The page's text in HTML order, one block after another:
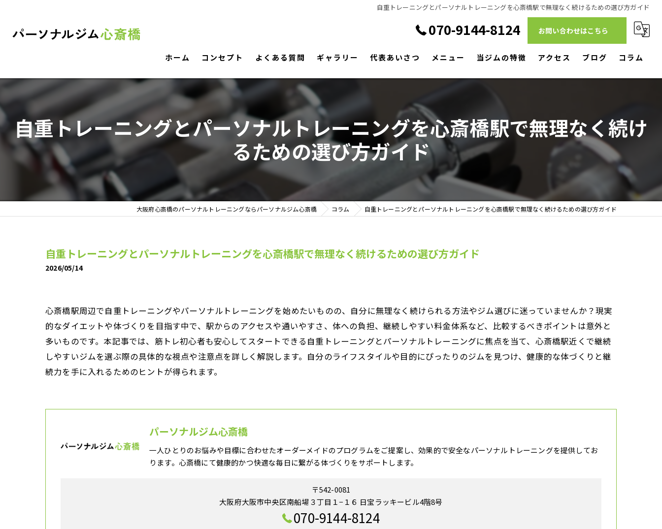
自重トレーニングとパーソナルトレーニングを心斎橋駅で無理なく続けるための選び方ガイド
070-9144-8124 お問い合わせはこちら
ホーム コンセプト よくある質問 ギャラリー 代表あいさつ メニュー 当ジムの特徴
リハビリ
駅近
アクセス ブログ コラム
自重トレーニングとパーソナルトレーニングを心斎橋駅で無理なく続け
るための選び方ガイド
大阪府心斎橋のパーソナルトレーニングならパーソナルジム心斎橋 コラム 自重トレーニングとパーソナルトレーニングを心斎橋駅で無理なく続けるための選び方ガイド
自重トレーニングとパーソナルトレーニングを心斎橋駅で無理なく続けるための選び方ガイド
2026/05/14
心斎橋駅周辺で自重トレーニングやパーソナルトレーニングを始めたいものの、自分に無理なく続けられる方法やジム選びに迷っていませんか？現実
的なダイエットや体づくりを目指す中で、駅からのアクセスや通いやすさ、体への負担、継続しやすい料金体系など、比較するべきポイントは意外と
多いものです。本記事では、筋トレ初心者も安心してスタートできる自重トレーニングとパーソナルトレーニングに焦点を当て、心斎橋駅近くで継続
しやすいジムを選ぶ際の具体的な視点や注意点を詳しく解説します。自分のライフスタイルや目的にぴったりのジムを見つけ、健康的な体づくりと継
続力を手に入れるためのヒントが得られます。
パーソナルジム心斎橋
一人ひとりのお悩みや目標に合わせたオーダーメイドのプログラムをご提案し、効果的で安全なパーソナルトレーニングを提供してお
ります。心斎橋にて健康的かつ快適な毎日に繋がる体づくりをサポートします。
〒542-0081
大阪府大阪市中央区南船場３丁目１−１６ 日宝ラッキービル4階8号
070-9144-8124